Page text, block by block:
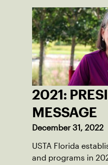
2021:
MESSAGE
December 31, 2022
USTA Florida
and programs in